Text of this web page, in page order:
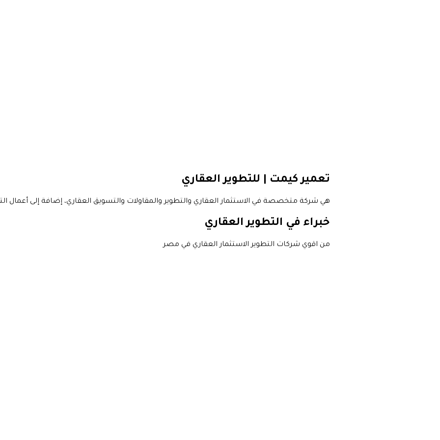
تعمير كيمت | للتطوير العقاري
هي شركة متخصصة في الاستثمار العقاري والتطوير والمقاولات والتسويق العقاري، إضافة إلى أعمال
خبراء في التطوير العقاري
من اقوي شركات التطوير الاستثمار العقاري في مصر